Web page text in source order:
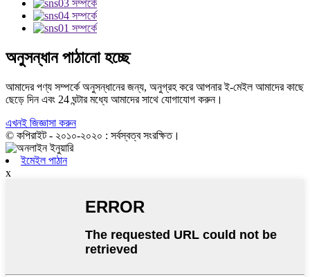
অনুসন্ধান পাঠানো হচ্ছে
আমাদের পণ্য সম্পর্কে অনুসন্ধানের জন্য, অনুগ্রহ করে আপনার ই-মেইল আমাদের কাছে
ছেড়ে দিন এবং 24 ঘন্টার মধ্যে আমাদের সাথে যোগাযোগ করুন।
এখনই জিজ্ঞাসা করুন
© কপিরাইট - ২০১০-২০২০ : সর্বস্বত্ব সংরক্ষিত।
ইমেইল পাঠান
x